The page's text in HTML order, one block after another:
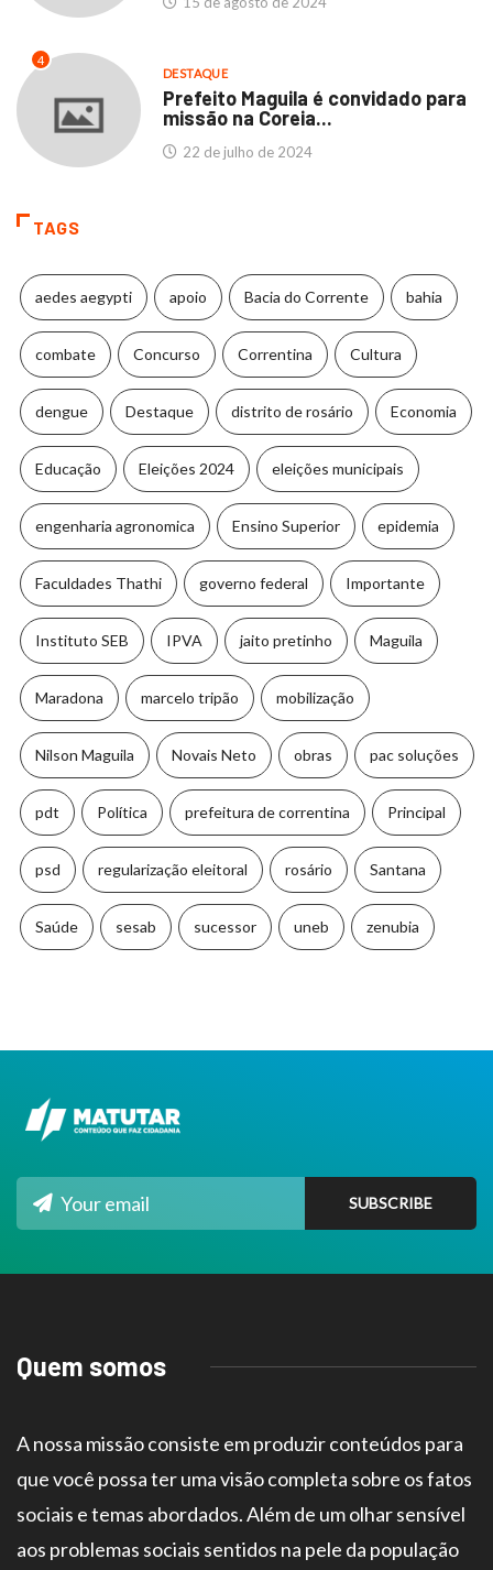
4
DESTAQUE
Prefeito Maguila é convidado para
missão na Coreia...
22 de julho de 2024
TAGS
aedes aegypti apoio Bacia do Corrente bahia
combate Concurso Correntina Cultura
dengue Destaque distrito de rosário Economia
Educação Eleições 2024 eleições municipais
engenharia agronomica Ensino Superior epidemia
Faculdades Thathi governo federal Importante
Instituto SEB IPVA jaito pretinho Maguila
Maradona marcelo tripão mobilização
Nilson Maguila Novais Neto obras pac soluções
pdt Política prefeitura de correntina Principal
psd regularização eleitoral rosário Santana
Saúde sesab sucessor uneb zenubia
Quem somos
A nossa missão consiste em produzir conteúdos para
que você possa ter uma visão completa sobre os fatos
sociais e temas abordados. Além de um olhar sensível
aos problemas sociais sentidos na pele da população